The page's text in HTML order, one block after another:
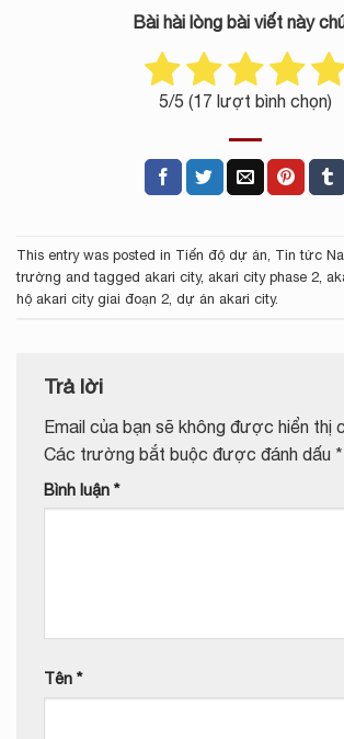
Bài hài lòng bài viết này
5/5 (17 lượt bình chọn)
This entry was posted in Tiến độ dự án Tin tức
trường and tagged akari city, akari city phase 2
hộ akari city giai đoạn 2 dự án akari city.
Trả lời
Email của bạn sẽ không được hiển thị
Các trường bắt buộc được đánh dấu *
Bình luận *
Tên *